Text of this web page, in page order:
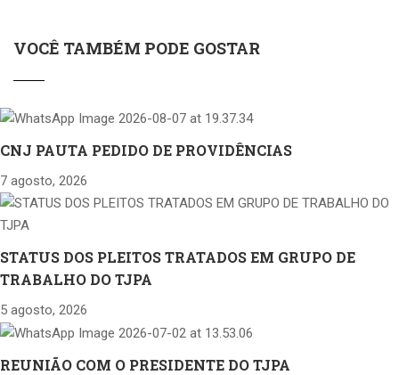
VOCÊ TAMBÉM PODE GOSTAR
CNJ PAUTA PEDIDO DE PROVIDÊNCIAS
7 agosto, 2026
STATUS DOS PLEITOS TRATADOS EM GRUPO DE
TRABALHO DO TJPA
5 agosto, 2026
REUNIÃO COM O PRESIDENTE DO TJPA